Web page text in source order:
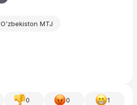
O'zbekiston MTJ
0 0 1